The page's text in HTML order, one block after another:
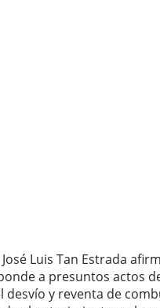
Luis Tan Estrada
a presuntos actos
desvío y reventa de